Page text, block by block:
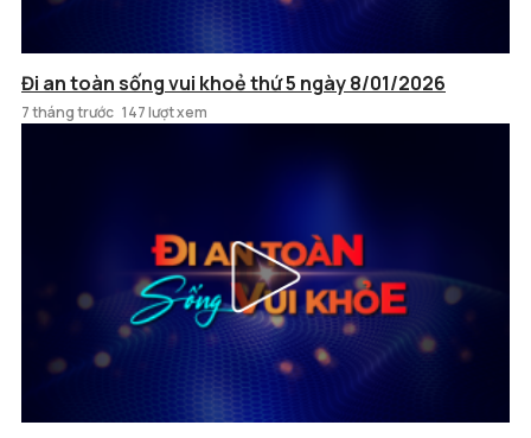
Đi an toàn sống vui khoẻ thứ 5 ngày 8/01/2026
7 tháng trước 147 lượt xem